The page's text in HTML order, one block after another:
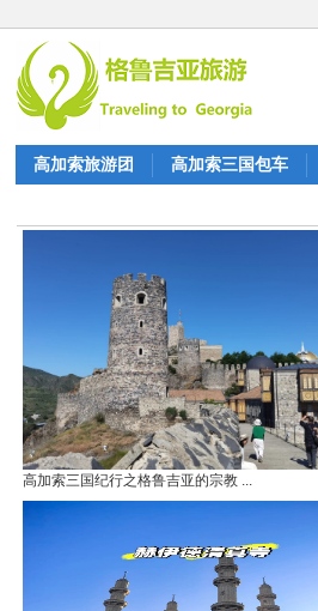
高加索旅游团 高加索三国包车
高加索三国纪行之格鲁吉亚的宗教 ...